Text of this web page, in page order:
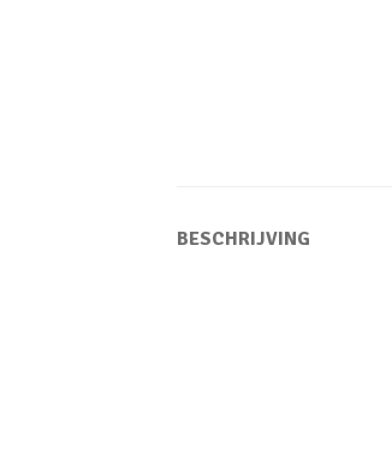
BESCHRIJVING